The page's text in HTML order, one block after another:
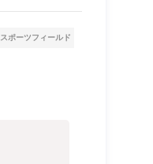
スポーツフィールド